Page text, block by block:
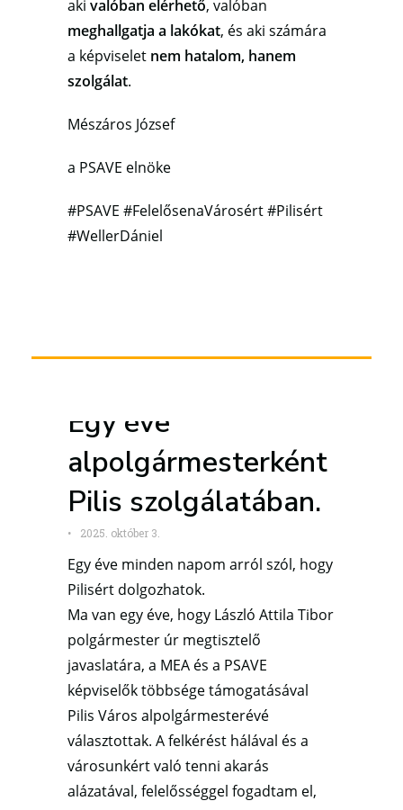
aki valóban elérhető, valóban
meghallgatja a lakókat, és aki számára
a képviselet nem hatalom, hanem
szolgálat.
Mészáros József
a PSAVE elnöke
#PSAVE #FelelősenaVárosért #Pilisért
#WellerDániel
Egy éve
alpolgármesterként
Pilis szolgálatában.
• 2025. október 3.
Egy éve minden napom arról szól, hogy
Pilisért dolgozhatok.
Ma van egy éve, hogy László Attila Tibor
polgármester úr megtisztelő
javaslatára, a MEA és a PSAVE
képviselők többsége támogatásával
Pilis Város alpolgármesterévé
választottak. A felkérést hálával és a
városunkért való tenni akarás
alázatával, felelősséggel fogadtam el,